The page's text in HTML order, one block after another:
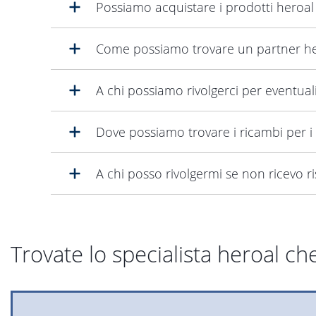
Possiamo acquistare i prodotti
Come possiamo trovare un partner
A chi possiamo rivolgerci per
Dove possiamo trovare i ricambi per
A chi posso rivolgermi se non ricevo
Trovate lo specialista heroal